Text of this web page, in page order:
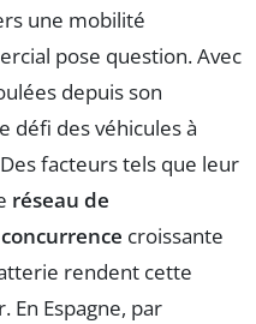
une mobilité
pose question. Avec
depuis son
défi des véhicules à
facteurs tels que leur
réseau de
concurrence croissante
rendent cette
En Espagne, par